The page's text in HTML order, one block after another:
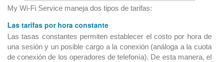
My Wi-Fi Service maneja dos tipos de tarifas:
Las tarifas por hora constante
Las tasas constantes permiten establecer el costo por hora de
una sesión y un posible cargo a la conexión (análoga a la cuota
de conexión de los operadores de telefonía). De esta manera, el